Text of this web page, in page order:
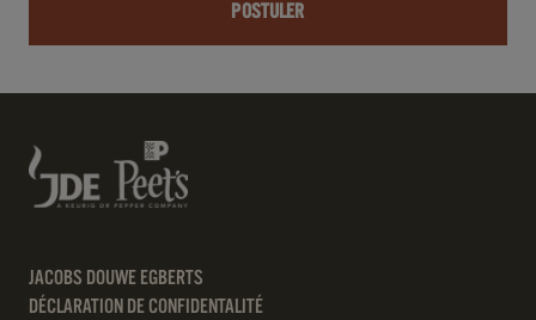
POSTULER
JACOBS DOUWE EGBERTS
DÉCLARATION DE CONFIDENTALITÉ